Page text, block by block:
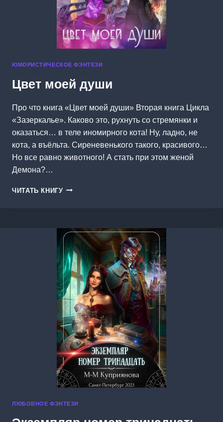
ЮМОРИСТИЧЕСКОЕ ФЭНТЕЗИ
Цвет моей души
Про что книга «Цвет моей души» Вторая книга Цикла
«Зазеркалье». Каково это, рухнуть со стремянки и
оказаться… в теле иномирного кота! Ну, ладно, не
кота, а въёльта. Сиреневенького такого, красивого…
Но все равно животного! А стать при этом женой
Демона?…
ЧИТАТЬ КНИГУ ЦВЕТ
ЛЮБОВНОЕ ФЭНТЕЗИ